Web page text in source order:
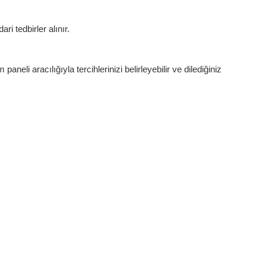
tedbirler alınır.
aracılığıyla tercihlerinizi belirleyebilir ve dilediğiniz